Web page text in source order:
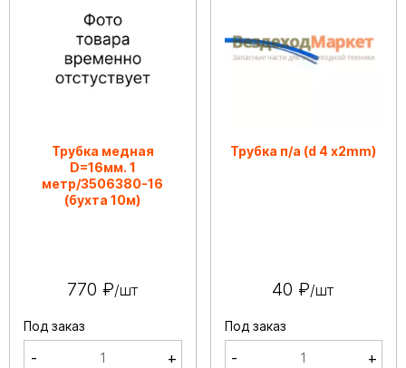
Трубка медная
D=16мм. 1
метр/3506380-16
(бухта 10м)
770 ₽/шт
Под заказ
- +
Трубка п/а (d 4 х2mm)
40 ₽/шт
Под заказ
- +